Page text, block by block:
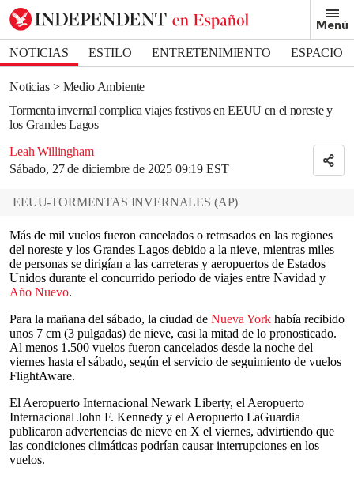
Menú
NOTICIAS ESTILO ENTRETENIMIENTO
ESPACIO
DEPORTES
Noticias
Medio Ambiente
Tormenta invernal complica viajes festivos en EEUU en el noreste y
los Grandes Lagos
Leah Willingham
Sábado, 27 de diciembre de 2025 09:19 EST
Bookmark popover
Removed from bookmarks
Close popover
EEUU-TORMENTAS INVERNALES (AP)
Más de mil vuelos fueron cancelados o retrasados en las regiones
del noreste y los Grandes Lagos debido a la nieve, mientras miles
de personas se dirigían a las carreteras y aeropuertos de Estados
Unidos durante el concurrido período de viajes entre Navidad y
Año Nuevo.
Para la mañana del sábado, la ciudad de Nueva York había recibido
unos 7 cm (3 pulgadas) de nieve, casi la mitad de lo pronosticado.
Al menos 1.500 vuelos fueron cancelados desde la noche del
viernes hasta el sábado, según el servicio de seguimiento de vuelos
FlightAware.
El Aeropuerto Internacional Newark Liberty, el Aeropuerto
Internacional John F. Kennedy y el Aeropuerto LaGuardia
publicaron advertencias de nieve en X el viernes, advirtiendo que
las condiciones climáticas podrían causar interrupciones en los
vuelos.